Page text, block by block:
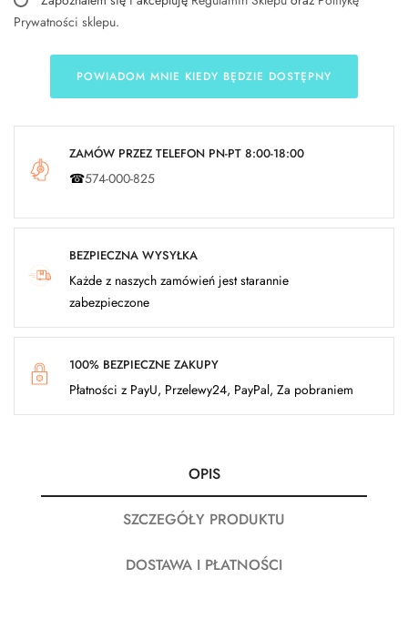
Prywatności sklepu.
POWIADOM MNIE KIEDY BĘDZIE DOSTĘPNY
ZAMÓW PRZEZ TELEFON PN-PT 8:00-18:00
☎574-000-825
BEZPIECZNA WYSYŁKA
Każde z naszych zamówień jest starannie
zabezpieczone
100% BEZPIECZNE ZAKUPY
Płatności z PayU, Przelewy24, PayPal, Za pobraniem
OPIS
SZCZEGÓŁY PRODUKTU
DOSTAWA I PŁATNOŚCI